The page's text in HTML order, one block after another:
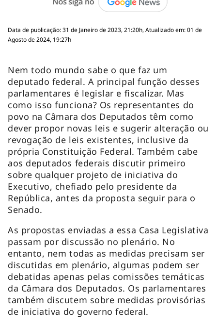
Data de publicação: 31 de Janeiro de 2023, 21:20h, Atualizado em: 01 de
Agosto de 2024, 19:27h
Nem todo mundo sabe o que faz um
deputado federal. A principal função desses
parlamentares é legislar e fiscalizar. Mas
como isso funciona? Os representantes do
povo na Câmara dos Deputados têm como
dever propor novas leis e sugerir alteração ou
revogação de leis existentes, inclusive da
própria Constituição Federal. Também cabe
aos deputados federais discutir primeiro
sobre qualquer projeto de iniciativa do
Executivo, chefiado pelo presidente da
República, antes da proposta seguir para o
Senado.
As propostas enviadas a essa Casa Legislativa
passam por discussão no plenário. No
entanto, nem todas as medidas precisam ser
discutidas em plenário, algumas podem ser
debatidas apenas pelas comissões temáticas
da Câmara dos Deputados. Os parlamentares
também discutem sobre medidas provisórias
de iniciativa do governo federal.